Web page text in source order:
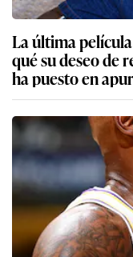
La última
qué su deseo de
ha puesto en